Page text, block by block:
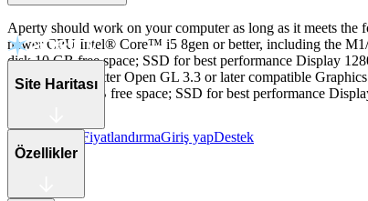
Aperty should work on your computer as long as it meets
newer CPU Intel® Core™ i5 8gen or better, including the
disk 10 GB free space; SSD for best performance Display
Ryzen™ 5 or better Open GL 3.3 or later compatible
Hard disk 10 GB free space; SSD for best performance
Site Haritası
Değişiklikler FiyatlandırmaGiriş yapDestek
Özellikler